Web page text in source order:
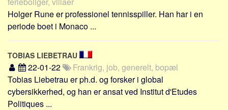
Holger Rune er professionel tennisspiller. Han har i en
periode boet i Monaco ...
TOBIAS LIEBETRAU
22-01-22
Frankrig, job, generelt, bopæl
Tobias Liebetrau er ph.d. og forsker i global
cybersikkerhed, og han er ansat ved Institut d'Etudes
Politiques ...